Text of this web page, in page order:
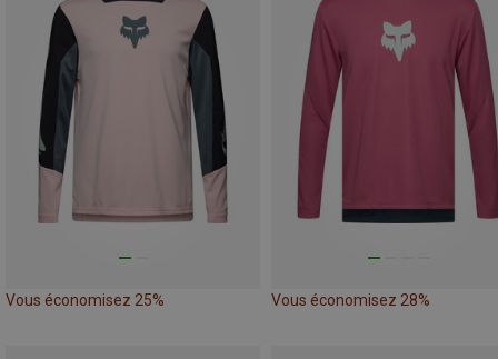
Vous économisez 25% Vous économisez 28%